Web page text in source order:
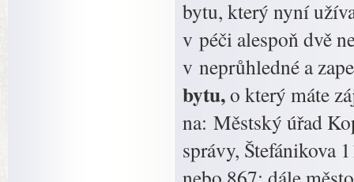
bytu, který nyní
v péči alespoň dvě
v neprůhledné a
bytu,o který máte
na: Městský úřad
správy, Štefánikova